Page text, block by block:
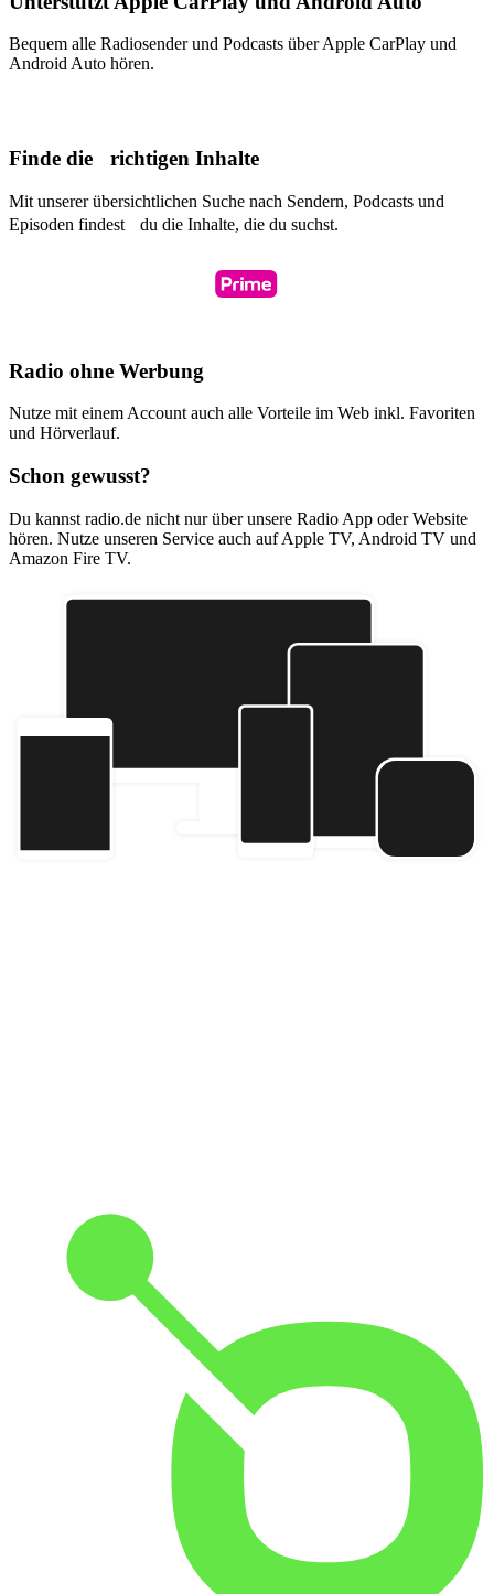
Bequem alle Radiosender und Podcasts über Apple CarPlay und
Android Auto hören.
Finde die richtigen Inhalte
Mit unserer übersichtlichen Suche nach Sendern, Podcasts und
Episoden findest du die Inhalte, die du suchst.
Radio ohne Werbung
Nutze mit einem Account auch alle Vorteile im Web inkl. Favoriten
und Hörverlauf.
Schon gewusst?
Du kannst radio.de nicht nur über unsere Radio App oder Website
hören. Nutze unseren Service auch auf Apple TV, Android TV und
Amazon Fire TV.